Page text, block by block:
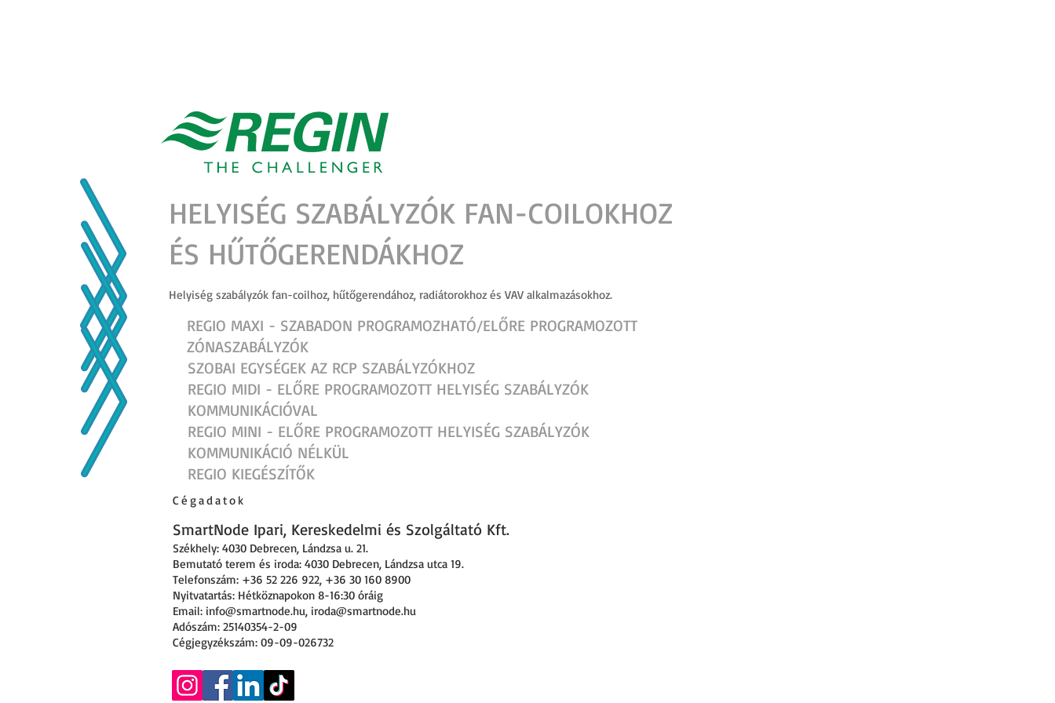
HELYISÉG SZABÁLYZÓK FAN-COILOKHOZ
ÉS HŰTŐGERENDÁKHOZ
Helyiség szabályzók fan-coilhoz, hűtőgerendához, radiátorokhoz és VAV alkalmazásokhoz.
REGIO MAXI - SZABADON PROGRAMOZHATÓ/ELŐRE PROGRAMOZOTT
ZÓNASZABÁLYZÓK
SZOBAI EGYSÉGEK AZ RCP SZABÁLYZÓKHOZ
REGIO MIDI - ELŐRE PROGRAMOZOTT HELYISÉG SZABÁLYZÓK
KOMMUNIKÁCIÓVAL
REGIO MINI - ELŐRE PROGRAMOZOTT HELYISÉG SZABÁLYZÓK
KOMMUNIKÁCIÓ NÉLKÜL
REGIO KIEGÉSZÍTŐK
Cégadatok
SmartNode Ipari, Kereskedelmi és Szolgáltató Kft.
Székhely: 4030 Debrecen, Lándzsa u. 21.
Bemutató terem és iroda: 4030 Debrecen, Lándzsa utca 19.
Telefonszám: +36 52 226 922, +36 30 160 8900
Nyitvatartás: Hétköznapokon 8-16:30 óráig
Email: info@smartnode.hu, iroda@smartnode.hu
Adószám: 25140354-2-09
Cégjegyzékszám: 09-09-026732